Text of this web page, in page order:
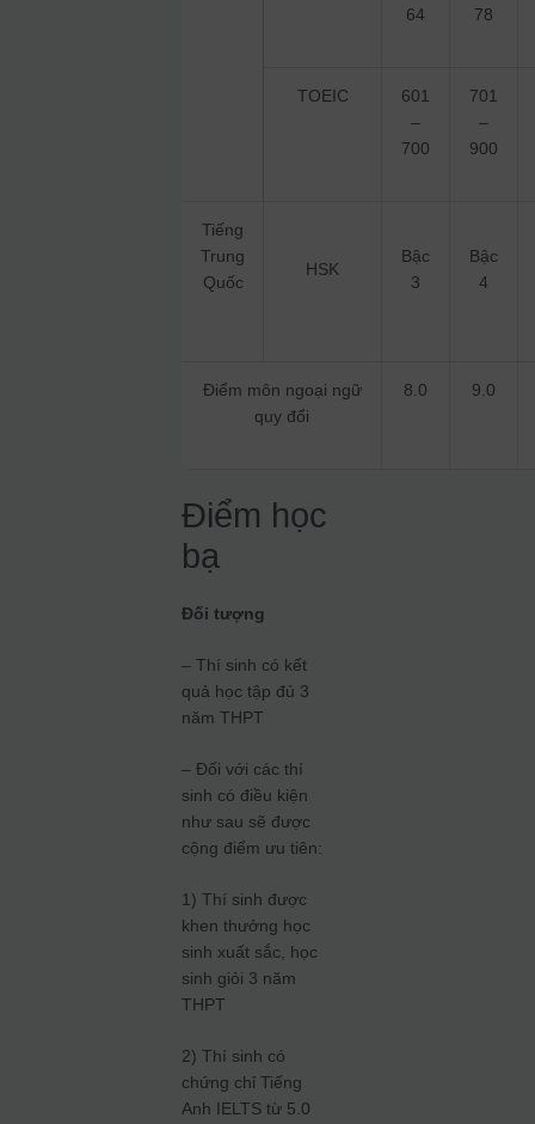
64
78
TOEIC
601
–
700
701
–
900
Tiếng
Trung
Quốc
HSK
Bậc
3
Bậc
4
Điểm môn ngoại ngữ
quy đổi
8.0 9.0
Điểm học
bạ
Đối tượng
– Thí sinh có kết
quả học tập đủ 3
năm THPT
– Đối với các thí
sinh có điều kiện
như sau sẽ được
cộng điểm ưu tiên:
1) Thí sinh được
khen thưởng học
sinh xuất sắc, học
sinh giỏi 3 năm
THPT
2) Thí sinh có
chứng chỉ Tiếng
Anh IELTS từ 5.0